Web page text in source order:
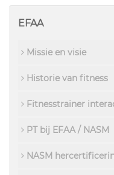
EFAA
Missie en visie
Historie van fitness
Fitnesstrainer
PT bij EFAA / NASM
NASM